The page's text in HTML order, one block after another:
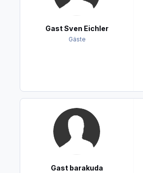
Gast Sven Eichler
Gäste
Gast barakuda